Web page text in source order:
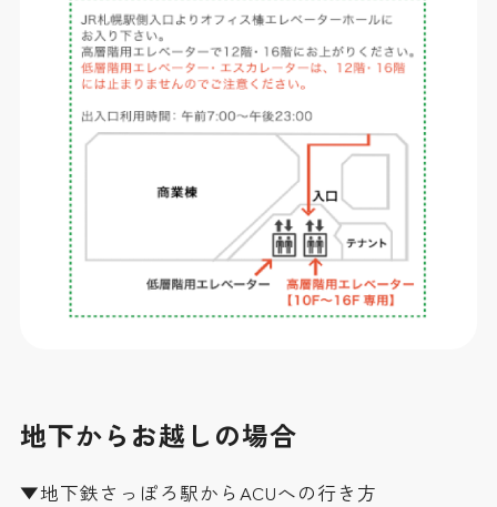
地下からお越しの場合
▼地下鉄さっぽろ駅からACUへの行き方